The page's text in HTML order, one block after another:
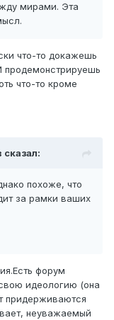
мирами. Эта
что-то докажешь
продемонстрируешь
что-то кроме
сказал:
похоже, что
за рамки ваших
форум
идеологию (она
придерживаются
неуважаемый